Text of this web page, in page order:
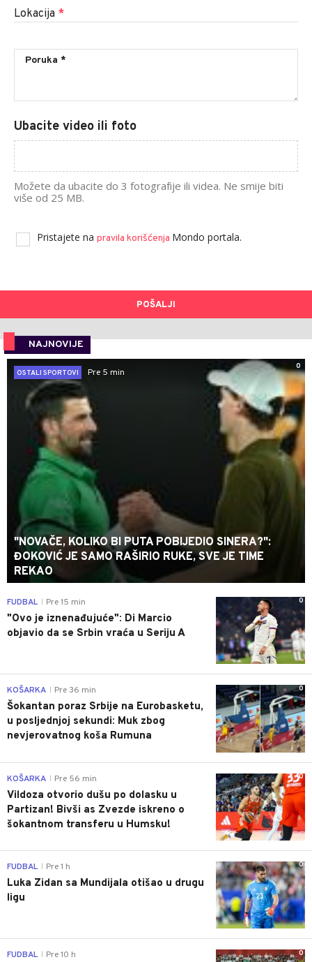
Lokacija *
Ubacite video ili foto
Možete da ubacite do 3 fotografije ili videa. Ne smije biti
više od 25 MB.
Pristajete na pravila korišćenja Mondo portala.
POŠALJI
NAJNOVIJE
0
OSTALI SPORTOVI
Pre 5 min
"NOVAČE, KOLIKO BI PUTA POBIJEDIO SINERA?":
ĐOKOVIĆ JE SAMO RAŠIRIO RUKE, SVE JE TIME
REKAO
0
FUDBAL Pre 15 min
"Ovo je iznenađujuće": Di Marcio
objavio da se Srbin vraća u Seriju A
0
KOŠARKA Pre 36 min
Šokantan poraz Srbije na Eurobasketu,
u posljednjoj sekundi: Muk zbog
nevjerovatnog koša Rumuna
0
KOŠARKA Pre 56 min
Vildoza otvorio dušu po dolasku u
Partizan! Bivši as Zvezde iskreno o
šokantnom transferu u Humsku!
0
FUDBAL Pre 1 h
Luka Zidan sa Mundijala otišao u drugu
ligu
0
FUDBAL Pre 10 h